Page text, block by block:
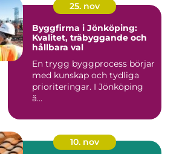
25. nov
Byggfirma i Jönköping:
Kvalitet, träbyggande och
hållbara val
En trygg byggprocess börjar
med kunskap och tydliga
prioriteringar. I Jönköping
ä...
10. nov